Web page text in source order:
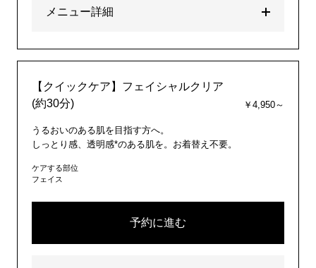
メニュー詳細
【クイックケア】フェイシャルクリア
(約30分)
￥4,950～
うるおいのある肌を目指す方へ。
しっとり感、透明感*のある肌を。お着替え不要。
ケアする部位
フェイス
予約に進む